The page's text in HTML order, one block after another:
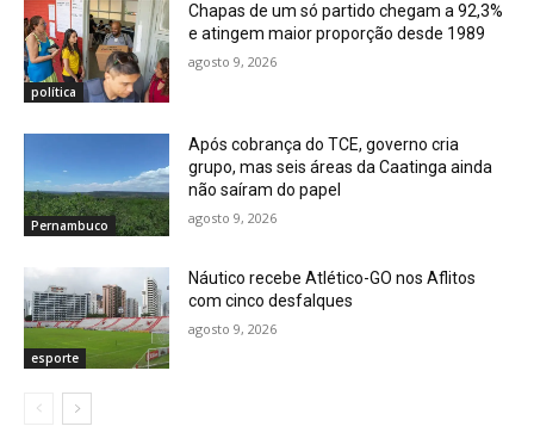
política
Chapas de um só partido chegam a 92,3%
e atingem maior proporção desde 1989
agosto 9, 2026
Pernambuco
Após cobrança do TCE, governo cria
grupo, mas seis áreas da Caatinga ainda
não saíram do papel
agosto 9, 2026
esporte
Náutico recebe Atlético-GO nos Aflitos
com cinco desfalques
agosto 9, 2026